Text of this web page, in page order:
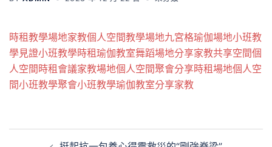
時租教學場地家教個人空間教學場地九宮格瑜伽場地小班教
學見證小班教學時租瑜伽教室舞蹈場地分享家教共享空間個
人空間 時租會議家教場地個人空間聚會分享時租場地個人空
間小班教學聚會小班教學瑜伽教室分享家教